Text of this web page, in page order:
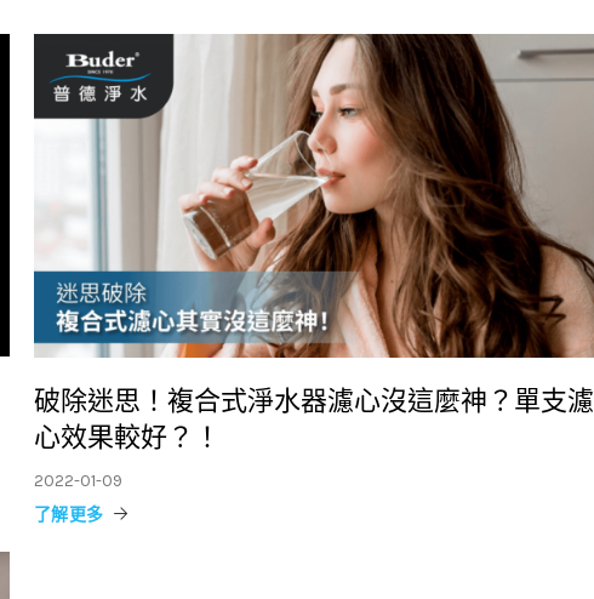
破除迷思！複合式淨水器濾心沒這麼神？單支濾
心效果較好？！
2022-01-09
了解更多